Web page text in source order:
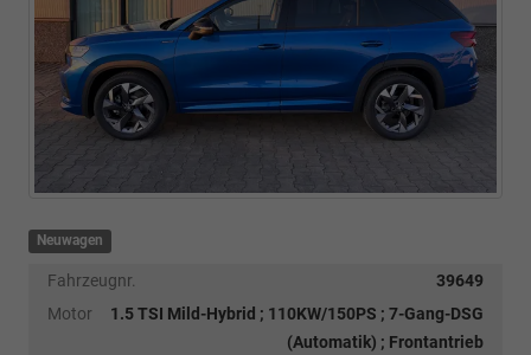
Neuwagen
Fahrzeugnr.
39649
Motor
1.5 TSI Mild-Hybrid ; 110KW/150PS ; 7-Gang-DSG
(Automatik) ; Frontantrieb